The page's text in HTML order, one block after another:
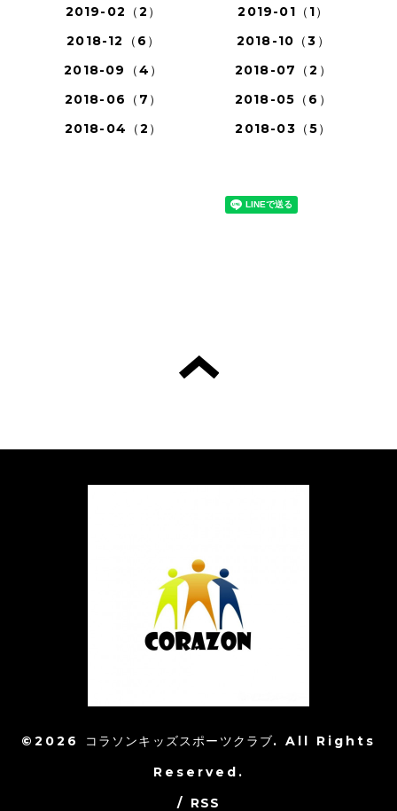
2019-02（2）
2019-01（1）
2018-12（6）
2018-10（3）
2018-09（4）
2018-07（2）
2018-06（7）
2018-05（6）
2018-04（2）
2018-03（5）
©2026 コラソンキッズスポーツクラブ. All Rights
Reserved.
/ RSS